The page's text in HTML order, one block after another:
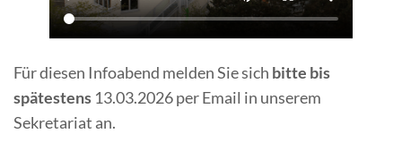
Für diesen Infoabend melden Sie sich bitte bis
spätestens 13.03.2026 per Email in unserem
Sekretariat an.